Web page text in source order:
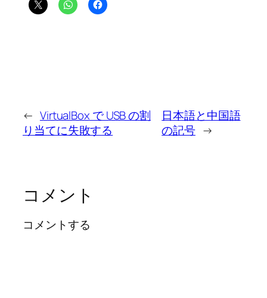
← VirtualBox で USB の割
り当てに失敗する
日本語と中国語
の記号 →
コメント
コメントする